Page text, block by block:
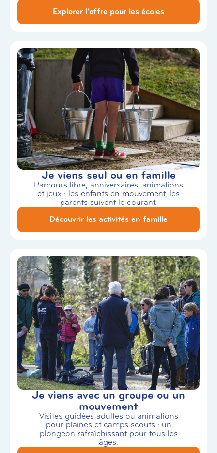
Explorer l'offre pour les écoles
Je viens seul ou en famille
Parcours libre, anniversaires, animations
et jeux : les enfants en mouvement, les
parents suivent le courant.
Découvrir les activités en famille
Je viens avec un groupe ou un
mouvement
Visites guidées adultes ou animations
pour plaines et camps scouts : un
plongeon rafraîchissant pour tous les
âges.